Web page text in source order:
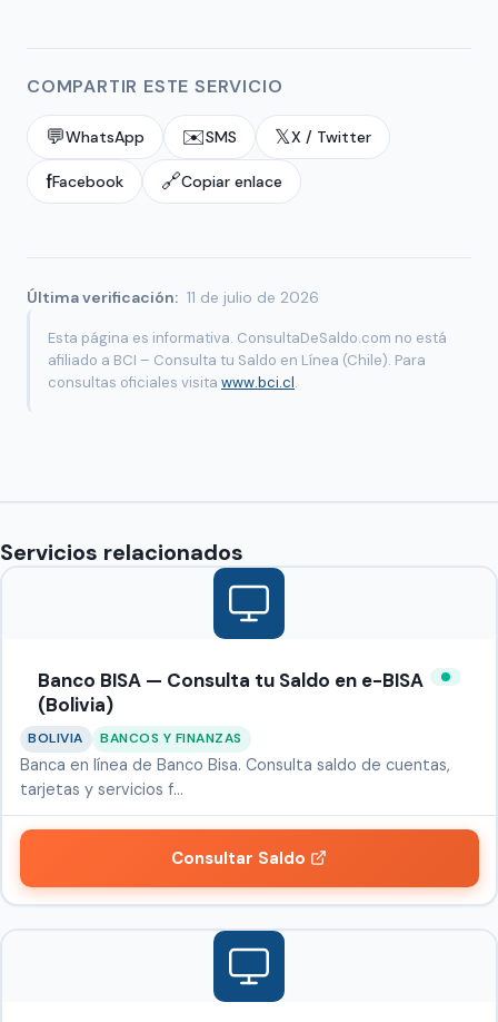
COMPARTIR ESTE SERVICIO
💬WhatsApp ✉️SMS 𝕏X / Twitter
fFacebook 🔗Copiar enlace
Última verificación: 11 de julio de 2026
Esta página es informativa. ConsultaDeSaldo.com no está
afiliado a BCI – Consulta tu Saldo en Línea (Chile). Para
consultas oficiales visita www.bci.cl.
Servicios relacionados
Banco BISA — Consulta tu Saldo en e-BISA
(Bolivia)
BOLIVIA BANCOS Y FINANZAS
Banca en línea de Banco Bisa. Consulta saldo de cuentas,
tarjetas y servicios f…
Consultar Saldo